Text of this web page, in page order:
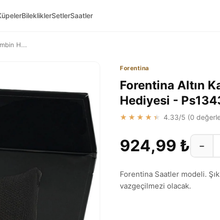
BilekliklerSetlerSaatler
H...
Forentina
Forentina Altın
Hediyesi -
★★★★★ 4.33/5 (0
924,99 ₺ −
Forentina Saatler modeli.
vazgeçilmezi olacak.